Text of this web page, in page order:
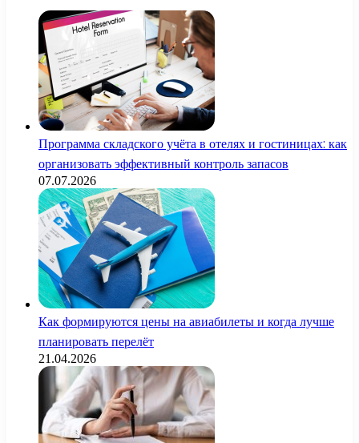
Программа складского учёта в отелях и гостиницах: как
организовать эффективный контроль запасов
07.07.2026
Как формируются цены на авиабилеты и когда лучше
планировать перелёт
21.04.2026